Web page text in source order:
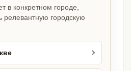
в конкретном городе,
релевантную городскую